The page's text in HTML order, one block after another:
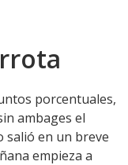
porcentuales,
ambages el
salió en un breve
empieza a